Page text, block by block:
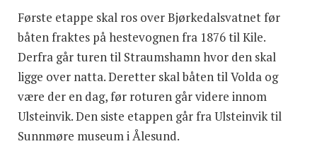
Første etappe skal ros over Bjørkedalsvatnet før
båten fraktes på hestevognen fra 1876 til Kile.
Derfra går turen til Straumshamn hvor den skal
ligge over natta. Deretter skal båten til Volda og
være der en dag, før roturen går videre innom
Ulsteinvik. Den siste etappen går fra Ulsteinvik til
Sunnmøre museum i Ålesund.